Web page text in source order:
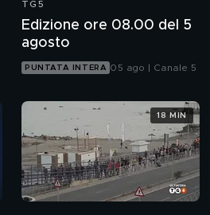
TG5
Edizione ore 08.00 del 5
agosto
PUNTATA INTERA 05 ago | Canale 5
18 MIN